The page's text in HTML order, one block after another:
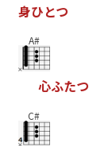
身ひとつ
A#
心ふたつ
C#